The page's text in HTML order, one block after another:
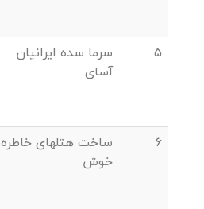
5
سرما سده ایرانیان
آسای
6
ساخت هتلهای خاطره
خوش